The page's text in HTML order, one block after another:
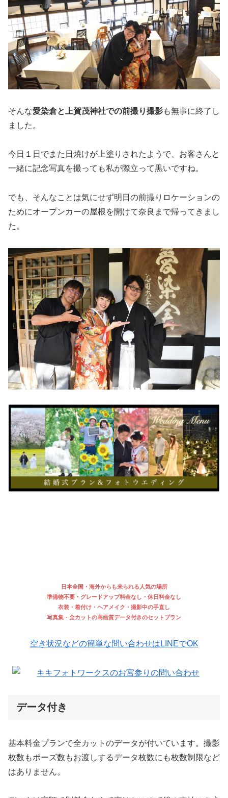
そんな愛染倉と上賀茂神社での前撮り撮影も無事に終了し
ました。
今日１日でまた日焼けが上塗りされたようで、お客さんと
一緒に記念写真を撮っても私が際立って黒いですね。
でも、そんなことは気にせず明日の前撮りロケーションの
ためにオープンカーの屋根を開けて奈良まで帰ってきまし
た。
空き状況などの簡単な問い合わせはLINEでOK
データ付き
枚数もポーズ数もお渡しするデータ枚数にも枚数制限など
データは高額で別料金なんて事はないので後の支払いを心
配すること無く、沢山のカットを撮影する事ができます。